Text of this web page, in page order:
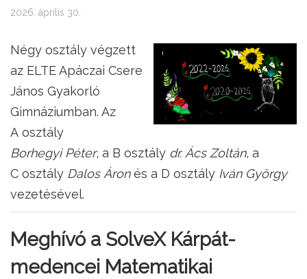
2026. április 30.
Négy osztály végzett
az ELTE Apáczai Csere
János Gyakorló
Gimnáziumban. Az
A osztály
Borhegyi Péter, a B osztály dr. Ács Zoltán, a
C osztály Dalos Áronés a D osztály Iván György
vezetésével.
Meghívó a SolveX Kárpát-
medencei Matematikai